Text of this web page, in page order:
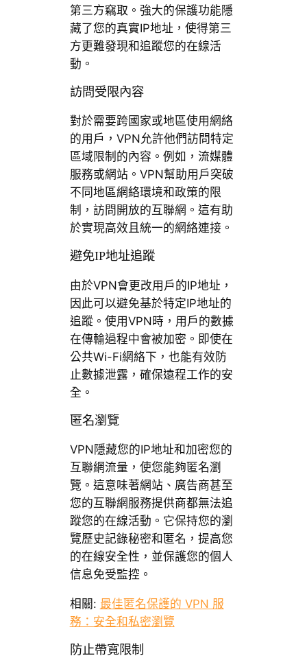
第三方竊取。強大的保護功能隱
藏了您的真實IP地址，使得第三
方更難發現和追蹤您的在線活
動。
訪問受限內容
對於需要跨國家或地區使用網絡
的用戶，VPN允許他們訪問特定
區域限制的內容。例如，流媒體
服務或網站。VPN幫助用戶突破
不同地區網絡環境和政策的限
制，訪問開放的互聯網。這有助
於實現高效且統一的網絡連接。
避免IP地址追蹤
由於VPN會更改用戶的IP地址，
因此可以避免基於特定IP地址的
追蹤。使用VPN時，用戶的數據
在傳輸過程中會被加密。即使在
公共Wi-Fi網絡下，也能有效防
止數據泄露，確保遠程工作的安
全。
匿名瀏覽
VPN隱藏您的IP地址和加密您的
互聯網流量，使您能夠匿名瀏
覽。這意味著網站、廣告商甚至
您的互聯網服務提供商都無法追
蹤您的在線活動。它保持您的瀏
覽歷史記錄秘密和匿名，提高您
的在線安全性，並保護您的個人
信息免受監控。
相關: 最佳匿名保護的 VPN 服
務：安全和私密瀏覽
防止帶寬限制